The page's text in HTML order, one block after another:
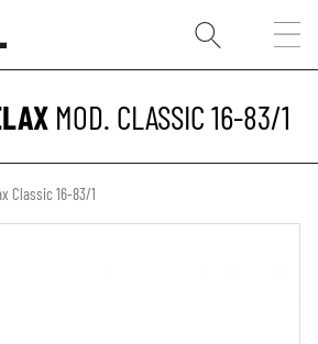
MOD. CLASSIC 16-83/1
Classic 16-83/1